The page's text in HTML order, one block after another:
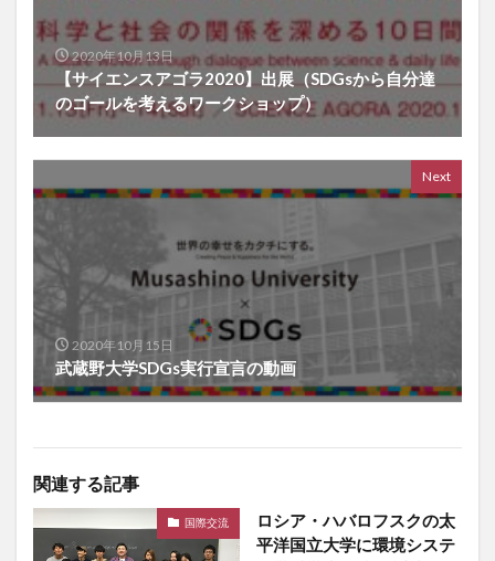
2020年10月13日
【サイエンスアゴラ2020】出展（SDGsから自分達
のゴールを考えるワークショップ）
Next
2020年10月15日
武蔵野大学SDGs実行宣言の動画
関連する記事
国際交流
ロシア・ハバロフスクの太
平洋国立大学に環境システ